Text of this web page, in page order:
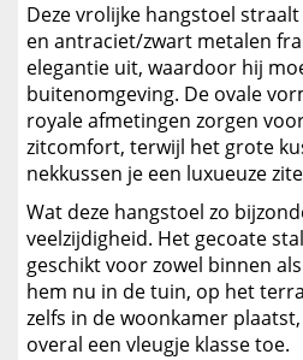
Deze vrolijke hangstoel
en antraciet/zwart metalen
elegantie uit, waardoor hij
buitenomgeving. De ovale
royale afmetingen zorgen
zitcomfort, terwijl het grote
nekkussen je een luxueuze
Wat deze hangstoel zo
veelzijdigheid. Het gecoate
geschikt voor zowel binnen
hem nu in de tuin, op het
zelfs in de woonkamer
overal een vleugje klasse toe.